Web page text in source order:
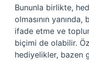
Bununla birlikte,
olmasının
ifade etme ve
biçimi de olabilir.
hediyelikler, bazen